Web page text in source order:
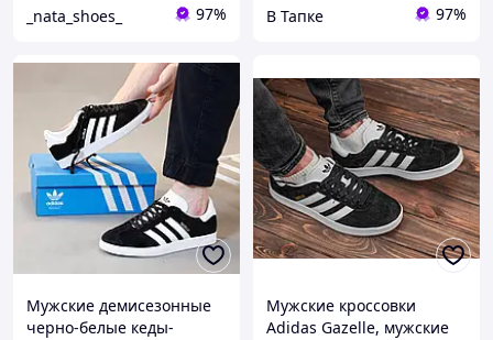
_nata_shoes_ 97% В Тапке 97%
Мужские демисезонные
черно-белые кеды-
Мужские кроссовки
Adidas Gazelle, мужские